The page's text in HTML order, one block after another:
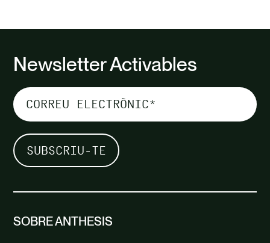
Newsletter Activables
SOBRE ANTHESIS